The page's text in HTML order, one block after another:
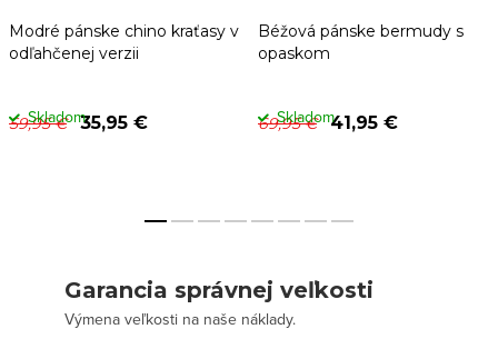
Modré pánske chino kraťasy v
odľahčenej verzii
59,95 € 35,95 €
Skladom
Béžová pánske bermudy s
opaskom
69,95 € 41,95 €
Skladom
Garancia správnej veľkosti
Výmena veľkosti na naše náklady.